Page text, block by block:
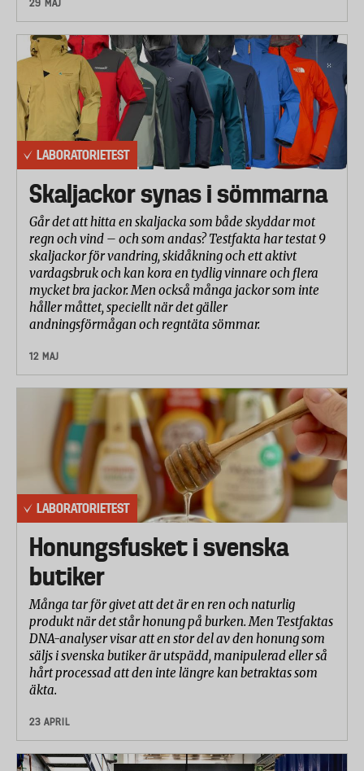
29 MAJ
LABORATORIETEST
Skaljackor synas i sömmarna
Går det att hitta en skaljacka som både skyddar mot
regn och vind – och som andas? Testfakta har testat 9
skaljackor för vandring, skidåkning och ett aktivt
vardagsbruk och kan kora en tydlig vinnare och flera
mycket bra jackor. Men också många jackor som inte
håller måttet, speciellt när det gäller
andningsförmågan och regntäta sömmar.
12 MAJ
LABORATORIETEST
Honungsfusket i svenska
butiker
Många tar för givet att det är en ren och naturlig
produkt när det står honung på burken. Men Testfaktas
DNA-analyser visar att en stor del av den honung som
säljs i svenska butiker är utspädd, manipulerad eller så
hårt processad att den inte längre kan betraktas som
äkta.
23 APRIL